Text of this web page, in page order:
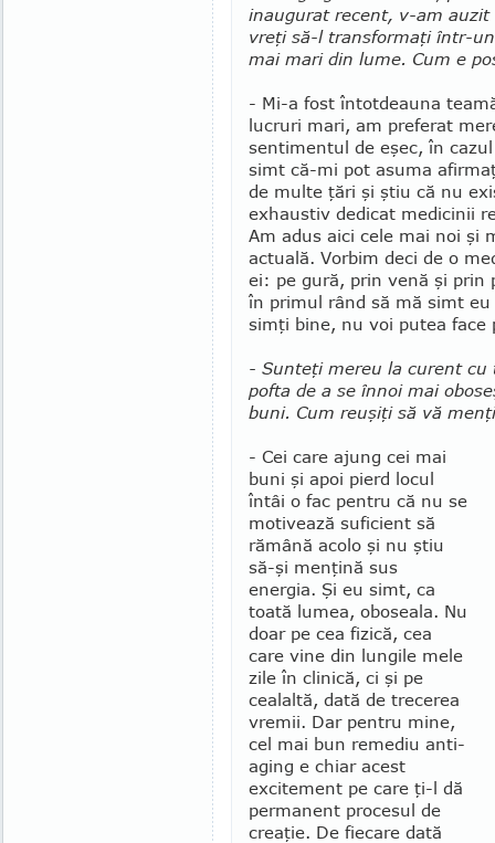
inaugurat recent, v-am auzit
vreţi să-l transformaţi într-
mai mari din lume. Cum e
- Mi-a fost întotdeauna
lucruri mari, am preferat
sentimentul de eşec, în
simt că-mi pot asuma
de multe ţări şi ştiu că nu
exhaustiv dedicat medicinii
Am adus aici cele mai noi şi
actuală. Vorbim deci de o
ei: pe gură, prin venă şi prin
în primul rând să mă simt
simţi bine, nu voi putea face
- Sunteţi mereu la curent
pofta de a se înnoi mai
buni. Cum reuşiţi să vă
- Cei care ajung cei mai
buni şi apoi pierd locul
întâi o fac pentru că nu se
motivează suficient să
rămână acolo şi nu ştiu
să-şi menţină sus
energia. Şi eu simt, ca
toată lumea, oboseala. Nu
doar pe cea fi­zică, cea
care vine din lungile mele
zile în clinică, ci şi pe
cealaltă, dată de trecerea
vremii. Dar pentru mine,
cel mai bun remediu anti-
aging e chiar acest
excitement pe care ţi-l dă
permanent procesul de
creaţie. De fiecare dată